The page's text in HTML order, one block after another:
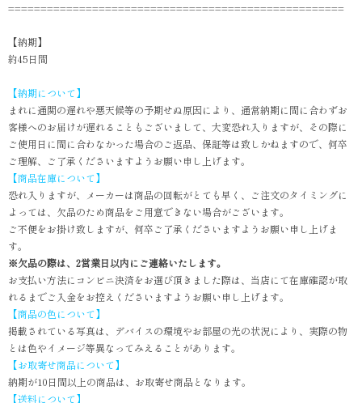
====================================================
【納期】
約45日間
【納期について】
まれに通関の遅れや悪天候等の予期せぬ原因により、通常納期に間に合わずお
客様へのお届けが遅れることもございまして、大変恐れ入りますが、その際に
ご使用日に間に合わなかった場合のご返品、保証等は致しかねますので、何卒
ご理解、ご了承くださいますようお願い申し上げます。
【商品在庫について】
恐れ入りますが、メーカーは商品の回転がとても早く、ご注文のタイミングに
よっては、欠品のため商品をご用意できない場合がございます。
ご不便をお掛け致しますが、何卒ご了承くださいますようお願い申し上げま
す。
※欠品の際は、2営業日以内にご連絡いたします。
お支払い方法にコンビニ決済をお選び頂きました際は、当店にて在庫確認が取
れるまでご入金をお控えくださいますようお願い申し上げます。
【商品の色について】
掲載されている写真は、デバイスの環境やお部屋の光の状況により、実際の物
とは色やイメージ等異なってみえることがあります。
【お取寄せ商品について】
納期が10日間以上の商品は、お取寄せ商品となります。
【送料について】